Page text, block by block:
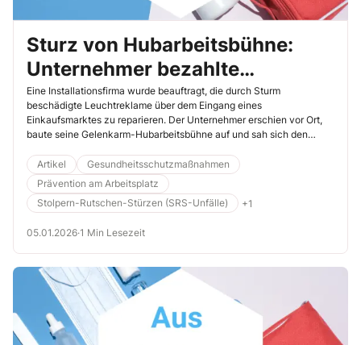
Sturz von Hubarbeitsbühne:
Unternehmer bezahlte
Versäumnisse mit seinem Leben
Eine Installationsfirma wurde beauftragt, die durch Sturm
beschädigte Leuchtreklame über dem Eingang eines
Einkaufsmarktes zu reparieren. Der Unternehmer erschien vor Ort,
baute seine Gelenkarm-Hubarbeitsbühne auf und sah sich den
und fragte bei der Marktleitung an, ob ihm ein Mitarbeiter helfen
könne. Dies wurde ihm zugesagt – und so nahm das Unheil seinen
Lauf.
Artikel
Gesundheitsschutzmaßnahmen
Prävention am Arbeitsplatz
Stolpern-Rutschen-Stürzen (SRS-Unfälle)
+1
05.01.2026·1 Min Lesezeit